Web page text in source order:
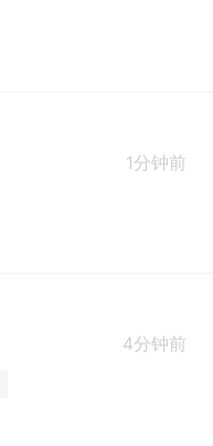
1分钟前
4分钟前